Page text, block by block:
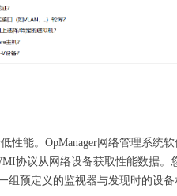
性能。OpManager网络管理系统
协议从网络设备获取性能数据
组预定义的监视器与发现时的设备